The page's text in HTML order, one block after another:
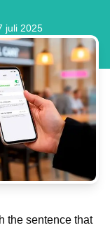
juli 2025
the sentence that